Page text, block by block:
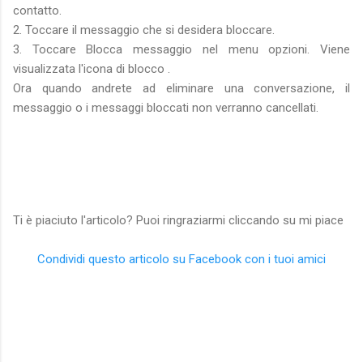
contatto.
2. Toccare il messaggio che si desidera bloccare.
3. Toccare Blocca messaggio nel menu opzioni. Viene
visualizzata l'icona di blocco .
Ora quando andrete ad eliminare una conversazione, il
messaggio o i messaggi bloccati non verranno cancellati.
Ti è piaciuto l'articolo? Puoi ringraziarmi cliccando su mi piace
Condividi questo articolo su Facebook con i tuoi amici